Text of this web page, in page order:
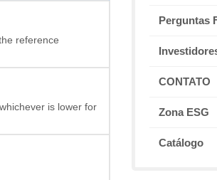
reference
is lower for
Perguntas
CONTATO
Zona ESG
Catálogo